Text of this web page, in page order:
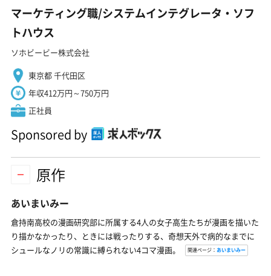
マーケティング職/システムインテグレータ・ソフ
トハウス
ソホビービー株式会社
東京都 千代田区
年収412万円～750万円
正社員
Sponsored by
原作
あいまいみー
倉持南高校の漫画研究部に所属する4人の女子高生たちが漫画を描いた
り描かなかったり、ときには戦ったりする、奇想天外で病的なまでに
シュールなノリの常識に縛られない4コマ漫画。
関連ページ： あいまいみー